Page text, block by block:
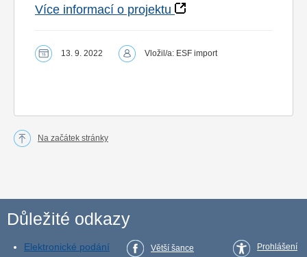
Více informací o projektu
13. 9. 2022 Vložil/a: ESF import
Na začátek stránky
Důležité odkazy
Elektronické podání
Větší šance
Prohlášení